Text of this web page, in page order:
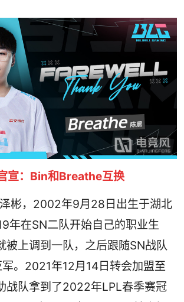
宣：Bin和Breathe互换
彬，2002年9月28日出生于湖北
年在SN二队开始自己的职业生
被上调到一队，之后跟随SN战队
。2021年12月14日转会加盟至
战队拿到了2022年LPL春季赛冠